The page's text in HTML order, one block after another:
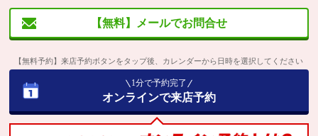
【無料】メールでお問合せ
【無料予約】来店予約ボタンをタップ後、カレンダーから日時を選択してください
1分で予約完了
オンラインで来店予約